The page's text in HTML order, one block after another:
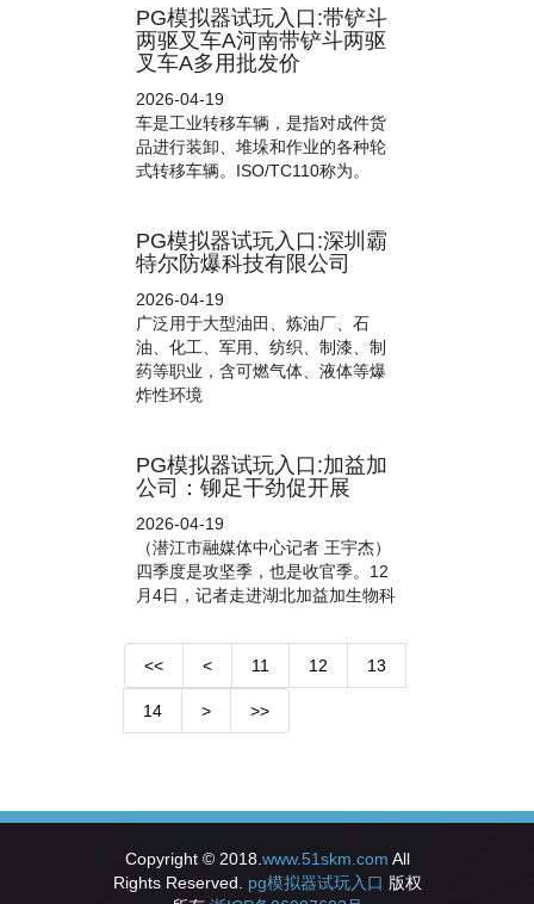
PG模拟器试玩入口:带铲斗
两驱叉车A河南带铲斗两驱
叉车A多用批发价
2026-04-19
车是工业转移车辆，是指对成件货
品进行装卸、堆垛和作业的各种轮
式转移车辆。ISO/TC110称为。
PG模拟器试玩入口:深圳霸
特尔防爆科技有限公司
2026-04-19
广泛用于大型油田、炼油厂、石
油、化工、军用、纺织、制漆、制
药等职业，含可燃气体、液体等爆
炸性环境
PG模拟器试玩入口:加益加
公司：铆足干劲促开展
2026-04-19
（潜江市融媒体中心记者 王宇杰）
四季度是攻坚季，也是收官季。12
月4日，记者走进湖北加益加生物科
<< < 11 12 13
14 > >>
Copyright © 2018. www.51skm.com All
Rights Reserved. pg模拟器试玩入口 版权